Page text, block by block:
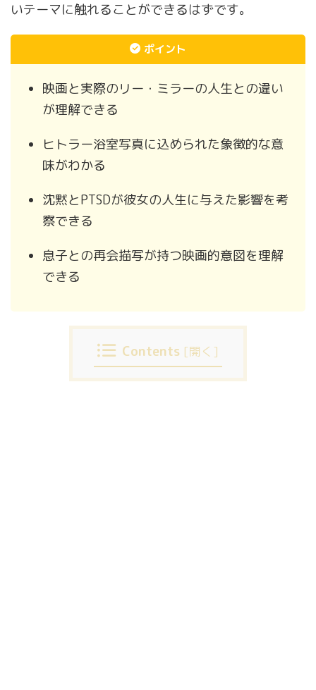
いテーマに触れることができるはずです。
ポイント
映画と実際のリー・ミラーの人生との違い
が理解できる
ヒトラー浴室写真に込められた象徴的な意
味がわかる
沈黙とPTSDが彼女の人生に与えた影響を考
察できる
息子との再会描写が持つ映画的意図を理解
できる
Contents [開く ]